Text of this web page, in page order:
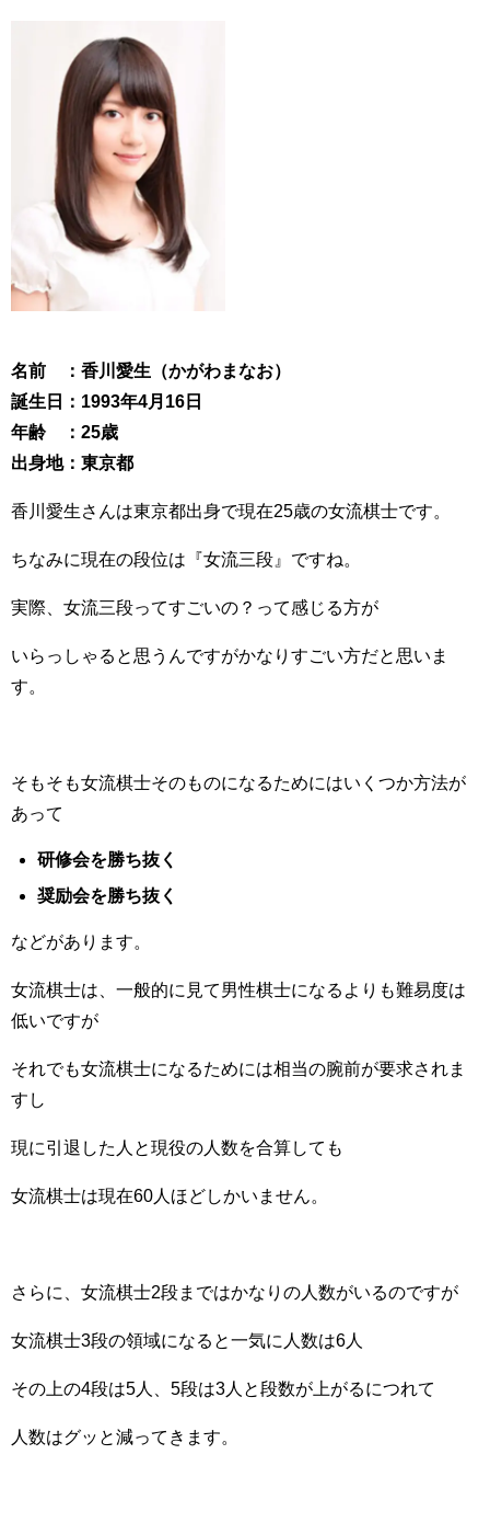
名前 ：香川愛生（かがわまなお）
誕生日：1993年4月16日
年齢 ：25歳
出身地：東京都
香川愛生さんは東京都出身で現在25歳の女流棋士です。
ちなみに現在の段位は『女流三段』ですね。
実際、女流三段ってすごいの？って感じる方が
いらっしゃると思うんですがかなりすごい方だと思いま
す。
そもそも女流棋士そのものになるためにはいくつか方法が
あって
研修会を勝ち抜く
奨励会を勝ち抜く
などがあります。
女流棋士は、一般的に見て男性棋士になるよりも難易度は
低いですが
それでも女流棋士になるためには相当の腕前が要求されま
すし
現に引退した人と現役の人数を合算しても
女流棋士は現在60人ほどしかいません。
さらに、女流棋士2段まではかなりの人数がいるのですが
女流棋士3段の領域になると一気に人数は6人
その上の4段は5人、5段は3人と段数が上がるにつれて
人数はグッと減ってきます。